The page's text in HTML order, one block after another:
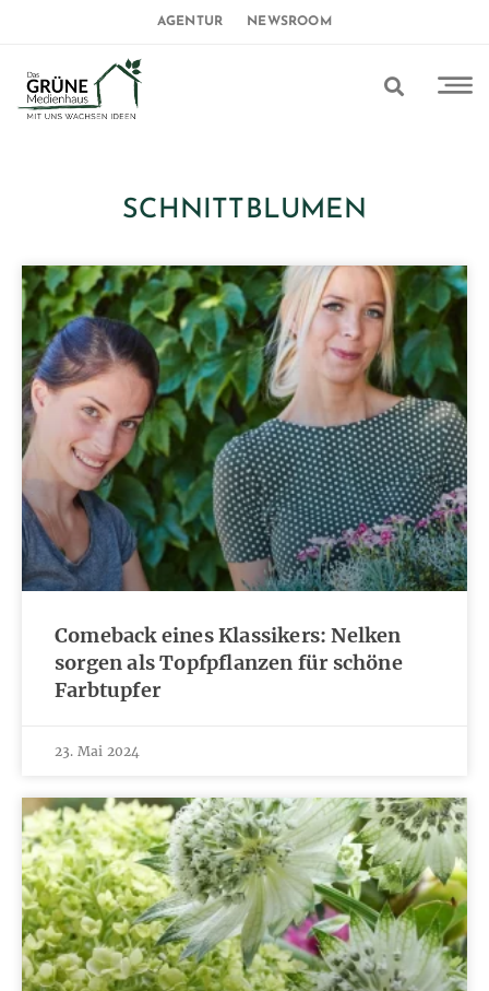
AGENTUR NEWSROOM
SCHNITTBLUMEN
Comeback eines Klassikers: Nelken
sorgen als Topfpflanzen für schöne
Farbtupfer
23. Mai 2024